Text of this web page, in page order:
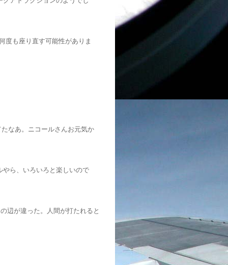
度も座り直す可能性がありま
なあ。ニコールさんお元気か
ら、いろいろと楽しいので
辺が違った。人間が打たれると